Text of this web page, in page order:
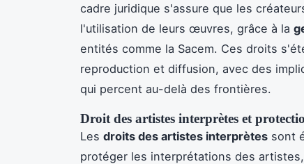
cadre juridique s'assure que les
l'utilisation de leurs œuvres, grâce à la
entités comme la Sacem. Ces droits
reproduction et diffusion, avec des
qui percent au-delà des frontières.
Droit des artistes interprètes et
Les droits des artistes interprètes sont
protéger les interprétations des